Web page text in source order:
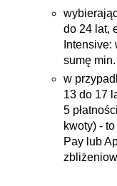
do 24 lat,
Intensive:
sumę
w
13 do 17
5
kwoty) -
Pay lub